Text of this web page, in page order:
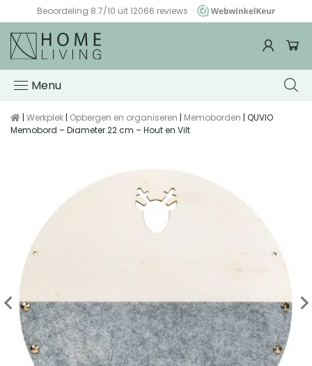
Beoordeling 8.7/10 uit 12066 reviews
WebwinkelKeur
Menu
| Werkplek | Opbergen en organiseren | Memoborden | QUVIO
Memobord – Diameter 22 cm – Hout en Vilt